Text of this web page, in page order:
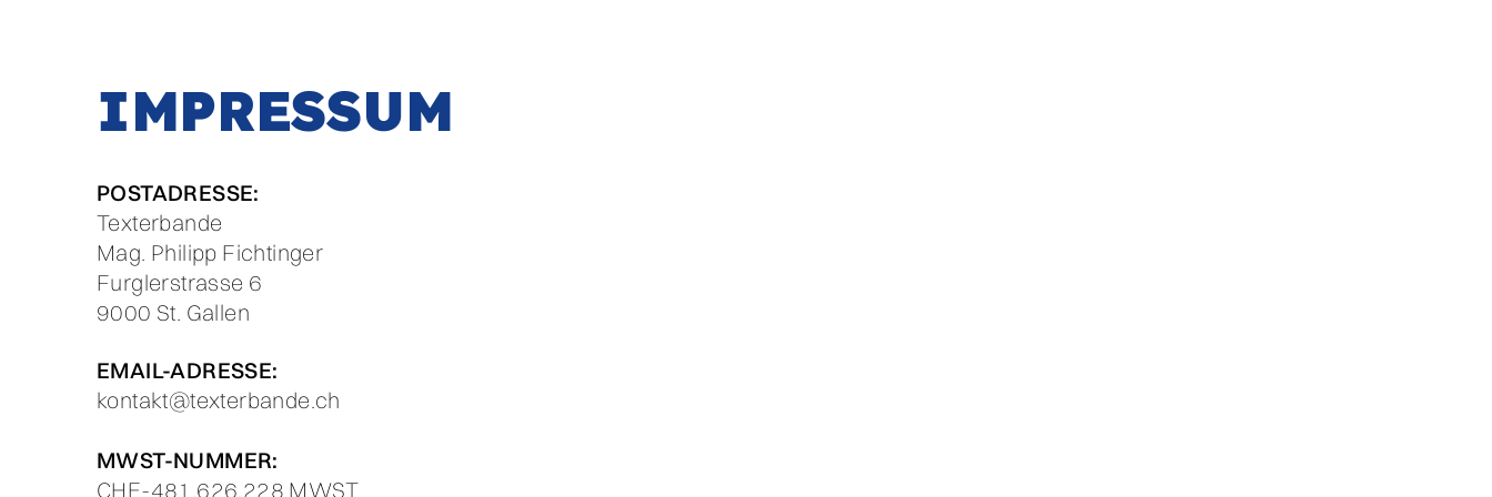
IMPRESSUM
POSTADRESSE:
Texterbande
Mag. Philipp Fichtinger
Furglerstrasse 6
​9000 St. Gallen
EMAIL-ADRESSE:
kontakt@texterbande.ch
MWST-NUMMER:
CHE-481.626.228 MWST